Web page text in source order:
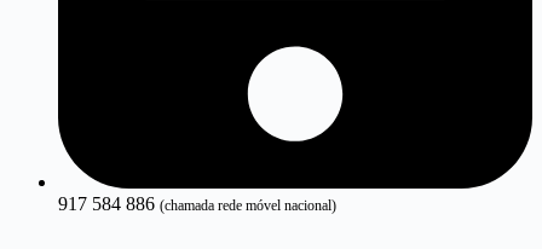
917 584 886 (chamada rede móvel nacional)